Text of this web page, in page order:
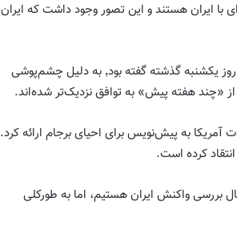
ایران هستند و این تصور وجود داشت که ایران
جان کربی، سخنگوی شورای امنیت ملی کاخ سفید هم روز یکشنبه گذشته گفته بود٬ به دلیل چشم‌پوشی
«چند هفته پیش» به توافق نزدیک‌تر شده‌اند.
آمریکا به پیش‌نویس برای احیای برجام ارائه کرد.
کرده است.
بررسی واکنش ایران هستیم، اما به طورکلی